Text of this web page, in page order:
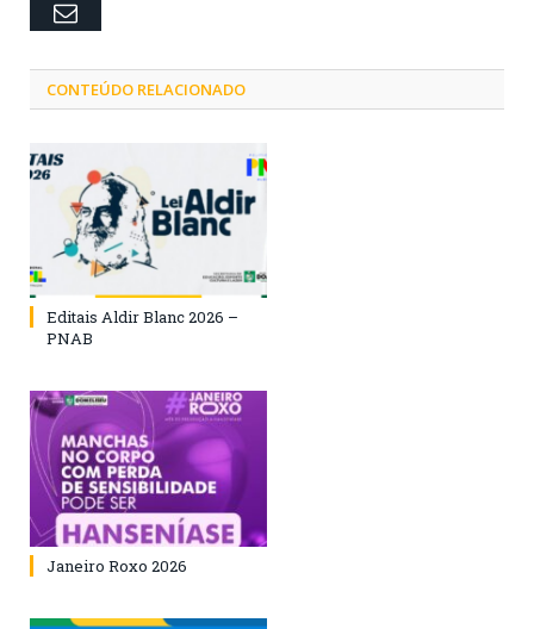
Email
CONTEÚDO RELACIONADO
Editais Aldir Blanc 2026 –
PNAB
Janeiro Roxo 2026